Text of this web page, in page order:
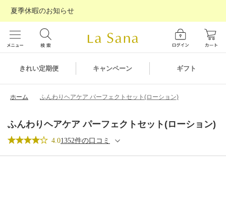
きれい定期便 キャンペーン ギフト
夏季休暇のお知らせ
ホーム ふんわりヘアケア パーフェクトセット(ローション)
ふんわりヘアケア パーフェクトセット(ローション)
4.01352件の口コミ